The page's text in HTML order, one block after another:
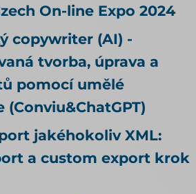
On-line Expo 2024
copywriter (AI) -
tvorba, úprava a
pomocí umělé
jakéhokoliv XML:
a custom export krok